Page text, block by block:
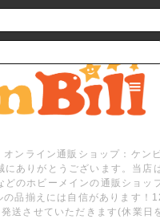
メ
オンライン通販ショップ：ケン
にありがとうございます。当店
どのホビーメインの通販ショッ
の品揃えには自信があります！
送させていただきます(休業日